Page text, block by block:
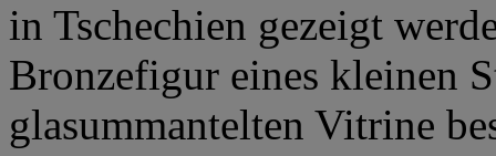
in Tschechien gezeigt
Bronzefigur eines kleinen
glasummantelten Vitrine